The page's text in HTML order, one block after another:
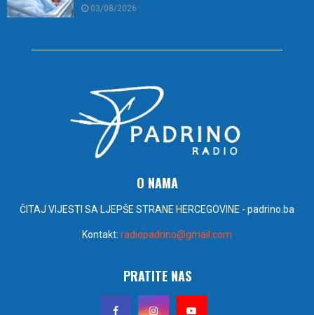
03/08/2026
O NAMA
ČITAJ VIJESTI SA LJEPŠE STRANE HERCEGOVINE - padrino.ba
Kontakt: radiopadrino@gmail.com
PRATITE NAS